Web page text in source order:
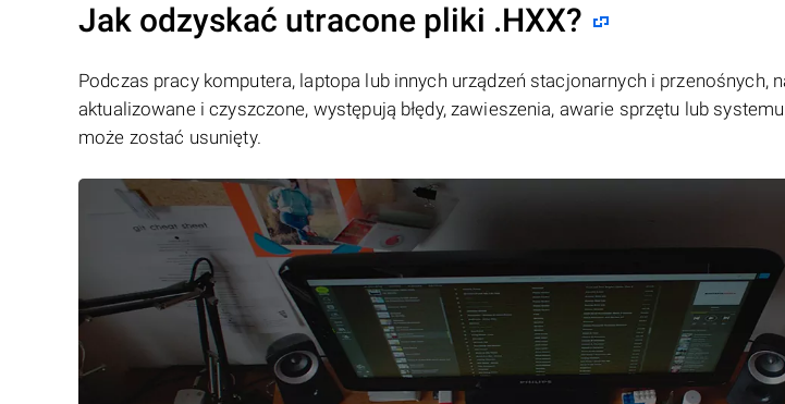
Jak odzyskać utracone pliki .HXX?
Podczas pracy komputera, laptopa lub innych urządzeń stacjonarnych i przenośnych,
aktualizowane i czyszczone, występują błędy, zawieszenia, awarie sprzętu lub
może zostać usunięty.